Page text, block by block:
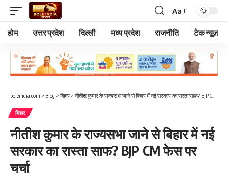
Font
Resizer
Aa
होम उत्तर प्रदेश दिल्ली मध्य प्रदेश राजनीति टेक न्यूज़
boleindia.com > Blog > बिहार > नीतीश कुमार के राज्यसभा जाने से बिहार में नई सरकार का रास्ता साफ? BJP CM फेस पर चर्चा
बिहार
नीतीश कुमार के राज्यसभा जाने से बिहार में नई
सरकार का रास्ता साफ? BJP CM फेस पर
चर्चा